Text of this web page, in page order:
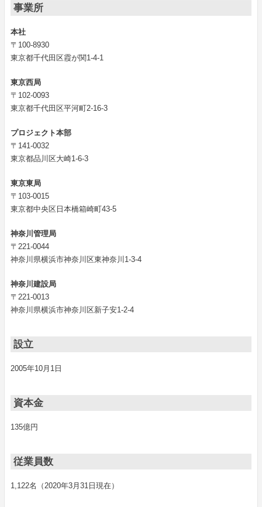
事業所
本社
〒100-8930
東京都千代田区霞が関1-4-1
東京西局
〒102-0093
東京都千代田区平河町2-16-3
プロジェクト本部
〒141-0032
東京都品川区大崎1-6-3
東京東局
〒103-0015
東京都中央区日本橋箱崎町43-5
神奈川管理局
〒221-0044
神奈川県横浜市神奈川区東神奈川1-3-4
神奈川建設局
〒221-0013
神奈川県横浜市神奈川区新子安1-2-4
設立
2005年10月1日
資本金
135億円
従業員数
1,122名（2020年3月31日現在）